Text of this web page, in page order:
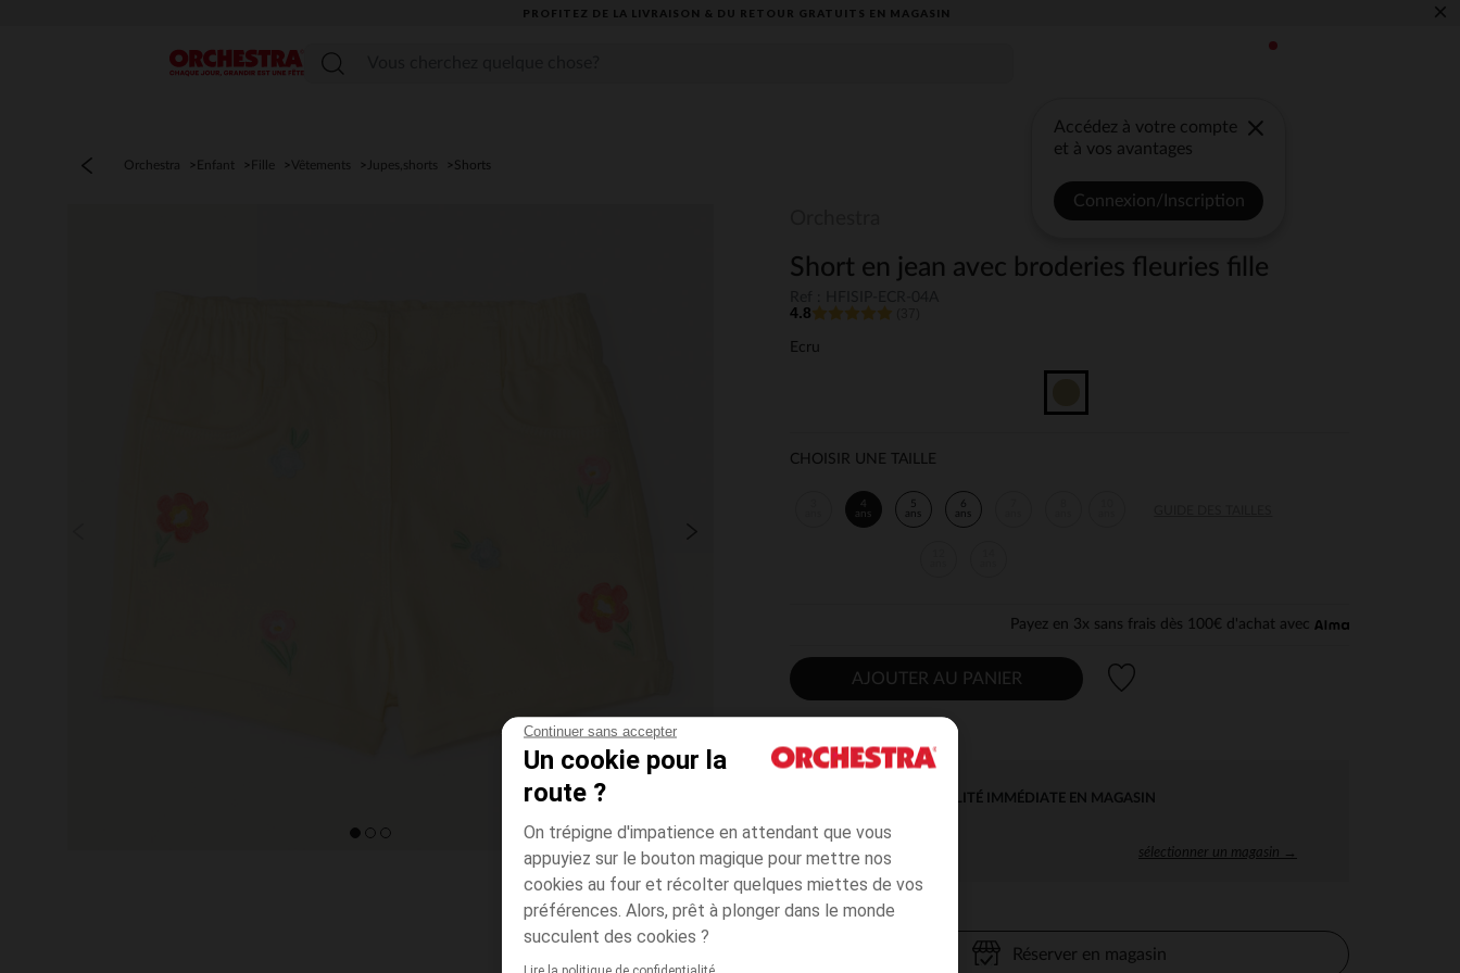
Continuer sans accepter
Un cookie pour la
route ?
On trépigne d'impatience en attendant que vous
appuyiez sur le bouton magique pour mettre nos
cookies au four et récolter quelques miettes de vos
préférences. Alors, prêt à plonger dans le monde
succulent des cookies ?
PROFITEZ DE LA LIVRAISON & DU RETOUR GRATUITS EN MAGASIN​ ×
Menu
Accédez à votre compte
et à vos avantages
Connexion/Inscription
Orchestra Enfant Fille Vêtements Jupes,shorts Shorts
Short en jean avec broderies fleuries fille
4.8
Ecru
CHOISIR UNE TAILLE
4
ans
5
ans
6
ans
Payez en 3x sans frais dès 100€ d'achat avec
AJOUTER AU PANIER
DISPONIBILITÉ IMMÉDIATE EN MAGASIN
sélectionner un magasin →
Réserver en magasin